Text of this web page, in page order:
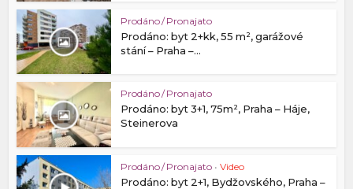
Prodáno / Pronajato
Prodáno: byt 2+kk, 55 m², garážové
stání – Praha –...
Prodáno / Pronajato
Prodáno: byt 3+1, 75m², Praha – Háje,
Steinerova
Prodáno / Pronajato • Video
Prodáno: byt 2+1, Bydžovského, Praha –